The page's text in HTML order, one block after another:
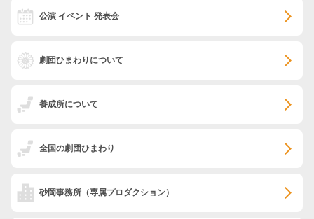
公演 イベント 発表会
劇団ひまわりについて
養成所について
全国の劇団ひまわり
砂岡事務所 （専属プロダクション）